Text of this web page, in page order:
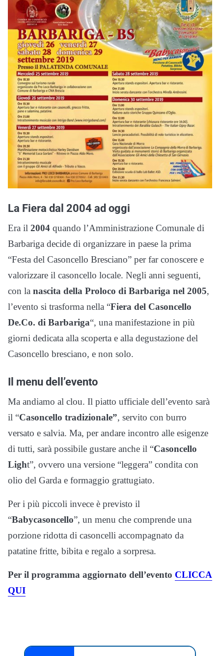
La Fiera dal 2004 ad oggi
Era il 2004 quando l’Amministrazione Comunale di
Barbariga decide di organizzare in paese la prima
“Festa del Casoncello Bresciano” per far conoscere e
valorizzare il casoncello locale. Negli anni seguenti,
con la nascita della Proloco di Barbariga nel 2005,
l’evento si trasforma nella “Fiera del Casoncello
De.Co. di Barbariga“, una manifestazione in più
giorni dedicata alla scoperta e alla degustazione del
Casoncello bresciano, e non solo.
Il menu dell’evento
Ma andiamo al clou. Il piatto ufficiale dell’evento sarà
il “Casoncello tradizionale”, servito con burro
versato e salvia. Ma, per andare incontro alle esigenze
di tutti, sarà possibile gustare anche il “Casoncello
Light”, ovvero una versione “leggera” condita con
olio del Garda e formaggio grattugiato.
Per i più piccoli invece è previsto il
“Babycasoncello”, un menu che comprende una
porzione ridotta di casoncelli accompagnato da
patatine fritte, bibita e regalo a sorpresa.
Per il programma aggiornato dell’evento CLICCA
QUI